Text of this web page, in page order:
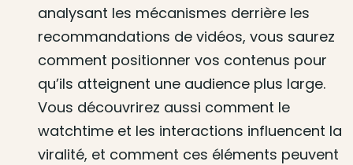
analysant les mécanismes derrière les
recommandations de vidéos, vous saurez
comment positionner vos contenus pour
qu’ils atteignent une audience plus large.
Vous découvrirez aussi comment le
watchtime et les interactions influencent la
viralité, et comment ces éléments peuvent